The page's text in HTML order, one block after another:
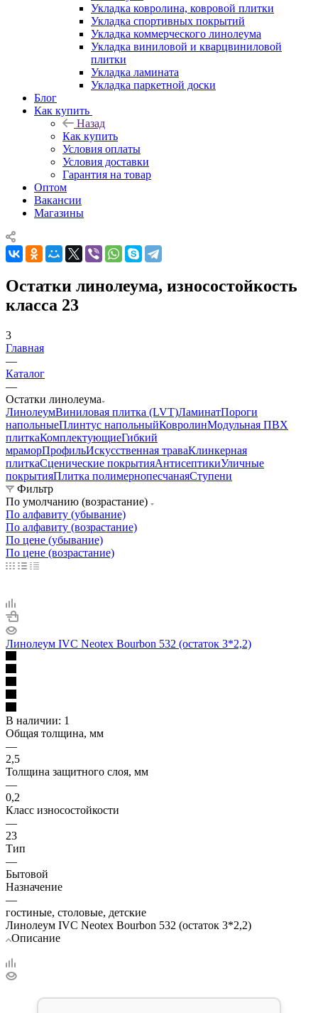
Укладка ковролина, ковровой плитки
Укладка спортивных покрытий
Укладка коммерческого линолеума
Укладка виниловой и кварцвиниловой
плитки
Укладка ламината
Укладка паркетной доски
Блог
Как купить
Назад
Как купить
Условия оплаты
Условия доставки
Гарантия на товар
Оптом
Вакансии
Магазины
Остатки линолеума, износостойкость
класса 23
3
Главная
—
Каталог
—
Остатки линолеума
ЛинолеумВиниловая плитка (LVT)ЛаминатПороги
напольныеПлинтус напольныйКовролинМодульная ПВХ
плиткаКомплектующиеГибкий
мраморПрофильИскусственная траваКлинкерная
плиткаСценические покрытияАнтисептикиУличные
покрытияПлитка полимернопесчанаяСтупени
Фильтр
По умолчанию (возрастание)
По алфавиту (убывание)
По алфавиту (возрастание)
По цене (убывание)
По цене (возрастание)
Линолеум IVC Neotex Bourbon 532 (остаток 3*2,2)
В наличии: 1
Общая толщина, мм
—
2,5
Толщина защитного слоя, мм
—
0,2
Класс износостойкости
—
23
Тип
—
Бытовой
Назначение
—
гостиные, столовые, детские
Линолеум IVC Neotex Bourbon 532 (остаток 3*2,2)
Описание